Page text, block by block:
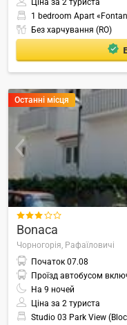
Ціна за 2 туриста
1 bedroom Apart
Без харчування (RO)
Останні місця

Bonaca
Чорногорія, Рафаїловичі
Початок 07.08
Проїзд автобусом
На 9 ночей
Ціна за 2 туриста
Studio 03 Park View